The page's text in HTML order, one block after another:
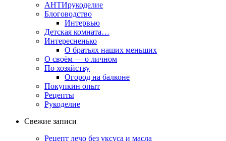
АНТИрукоделие
Блоговодство
Интервью
Детская комната…
Интересненько
О братьях наших меньших
О своём — о личном
По хозяйству
Огород на балконе
Покупкин опыт
Рецепты
Рукоделие
Свежие записи
Рецепт лечо без уксуса и масла